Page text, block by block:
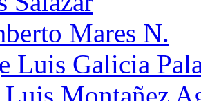
Mares N.
Luis Galicia
Luis Montañez